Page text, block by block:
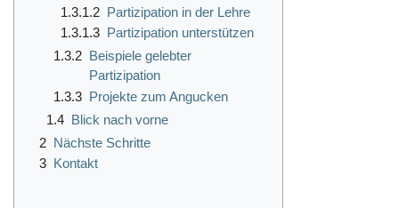
1.3.1.2 Partizipation in der Lehre
1.3.1.3 Partizipation unterstützen
1.3.2 Beispiele gelebter
Partizipation
1.3.3 Projekte zum Angucken
1.4 Blick nach vorne
2 Nächste Schritte
3 Kontakt